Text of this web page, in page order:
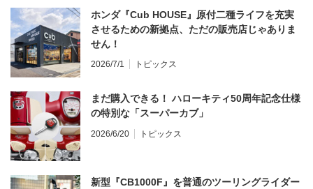
ホンダ『Cub HOUSE』原付二種ライフを充実
させるための新拠点、ただの販売店じゃありま
せん！
2026/7/1 トピックス
まだ購入できる！ ハローキティ50周年記念仕様
の特別な「スーパーカブ」
2026/6/20 トピックス
新型『CB1000F』を普通のツーリングライダー